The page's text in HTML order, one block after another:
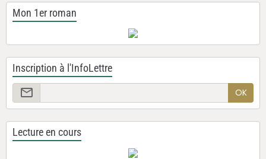
Mon 1er roman
Inscription à l'InfoLettre
OK
Lecture en cours